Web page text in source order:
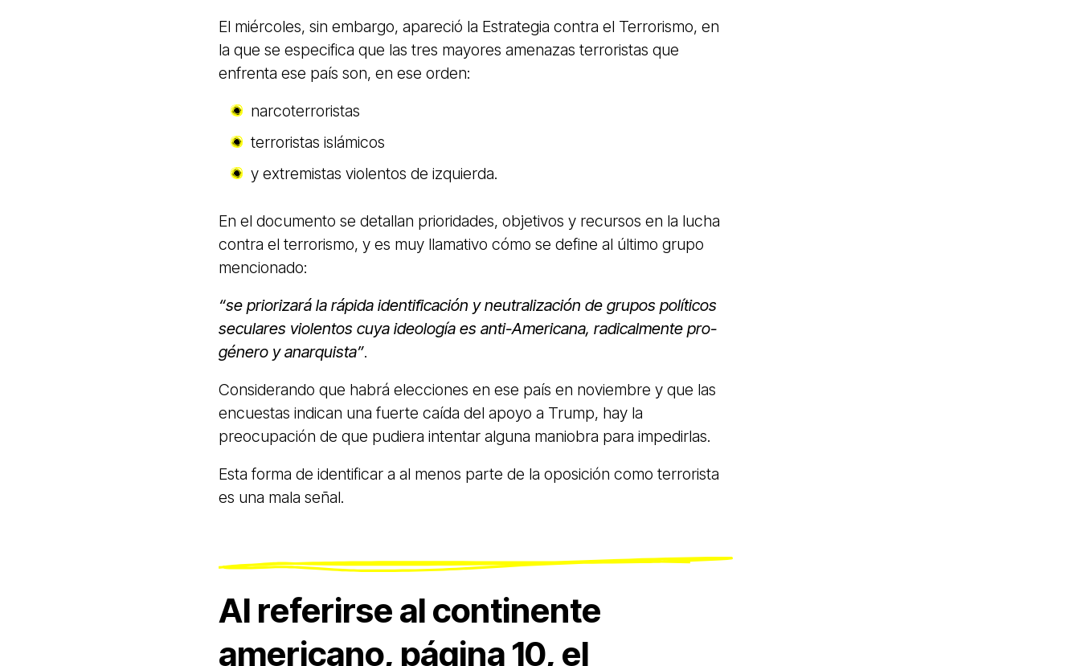
El miércoles, sin embargo, apareció la Estrategia contra el Terrorismo, en
la que se especifica que las tres mayores amenazas terroristas que
enfrenta ese país son, en ese orden:
narcoterroristas
terroristas islámicos
y extremistas violentos de izquierda.
En el documento se detallan prioridades, objetivos y recursos en la lucha
contra el terrorismo, y es muy llamativo cómo se define al último grupo
mencionado:
“se priorizará la rápida identificación y neutralización de grupos políticos
seculares violentos cuya ideología es anti-Americana, radicalmente pro-
género y anarquista”.
Considerando que habrá elecciones en ese país en noviembre y que las
encuestas indican una fuerte caída del apoyo a Trump, hay la
preocupación de que pudiera intentar alguna maniobra para impedirlas.
Esta forma de identificar a al menos parte de la oposición como terrorista
es una mala señal.
Al referirse al continente
americano, página 10, el